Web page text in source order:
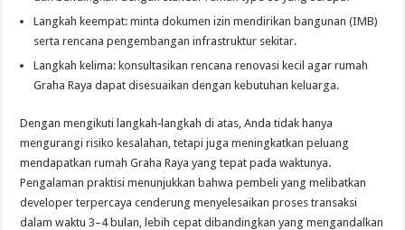
Langkah keempat: minta dokumen izin mendirikan bangunan (IMB)
serta rencana pengembangan infrastruktur sekitar.
Langkah kelima: konsultasikan rencana renovasi kecil agar rumah
Graha Raya dapat disesuaikan dengan kebutuhan keluarga.
Dengan mengikuti langkah‑langkah di atas, Anda tidak hanya
mengurangi risiko kesalahan, tetapi juga meningkatkan peluang
mendapatkan rumah Graha Raya yang tepat pada waktunya.
Pengalaman praktisi menunjukkan bahwa pembeli yang melibatkan
developer terpercaya cenderung menyelesaikan proses transaksi
dalam waktu 3–4 bulan, lebih cepat dibandingkan yang mengandalkan